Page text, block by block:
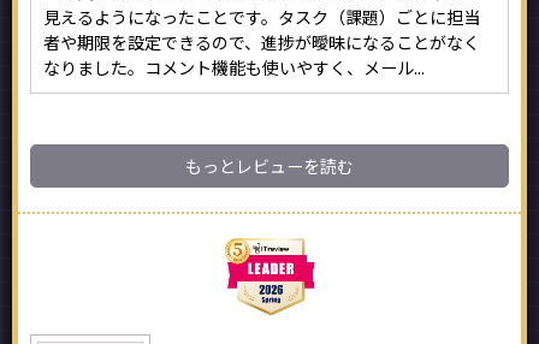
見えるようになったことです。タスク（課題）ごとに担当
者や期限を設定できるので、進捗が曖昧になることがなく
なりました。コメント機能も使いやすく、メール...
もっとレビューを読む